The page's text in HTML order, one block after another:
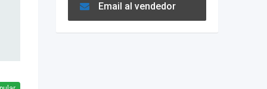
Email al vendedor